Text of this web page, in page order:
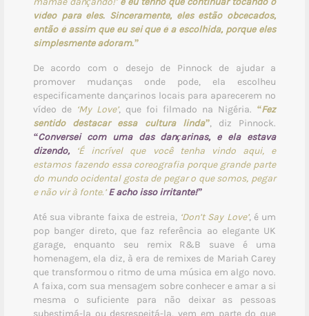
vídeo para eles. Sinceramente, eles estão obcecados,
então é assim que eu sei que é a escolhida, porque eles
simplesmente adoram.”
De acordo com o desejo de Pinnock de ajudar a
promover mudanças onde pode, ela escolheu
especificamente dançarinos locais para aparecerem no
vídeo de ‘My Love’, que foi filmado na Nigéria. “Fez
sentido destacar essa cultura linda”, diz Pinnock.
“Conversei com uma das dançarinas, e ela estava
dizendo,
‘É incrível que você tenha vindo aqui, e
estamos fazendo essa coreografia porque grande parte
do mundo ocidental gosta de pegar o que somos, pegar
e não vir à fonte.’E acho isso irritante!”
Até sua vibrante faixa de estreia, ‘Don’t Say Love’, é um
pop banger direto, que faz referência ao elegante UK
garage, enquanto seu remix R&B suave é uma
homenagem, ela diz, à era de remixes de Mariah Carey
que transformou o ritmo de uma música em algo novo.
A faixa, com sua mensagem sobre conhecer e amar a si
mesma o suficiente para não deixar as pessoas
subestimá-la ou desrespeitá-la, vem em parte do que